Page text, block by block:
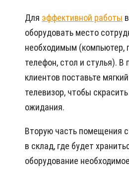
Для эффективной работы
оборудовать место
необходимым (компьютер,
телефон, стол и стулья). В
клиентов поставьте
телевизор, чтобы
ожидания.
Вторую часть помещения
в склад, где будет
оборудование